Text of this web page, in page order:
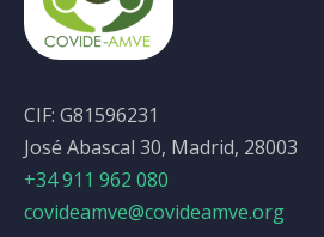
CIF: G81596231
José Abascal 30, Madrid, 28003
+34 911 962 080
covideamve@covideamve.org